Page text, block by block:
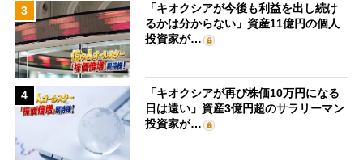
3
「キオクシアが今後も利益を出し続け
るかは分からない」資産11億円の個人
投資家が…
4
「キオクシアが再び株価10万円になる
日は遠い」資産3億円超のサラリーマン
投資家が…